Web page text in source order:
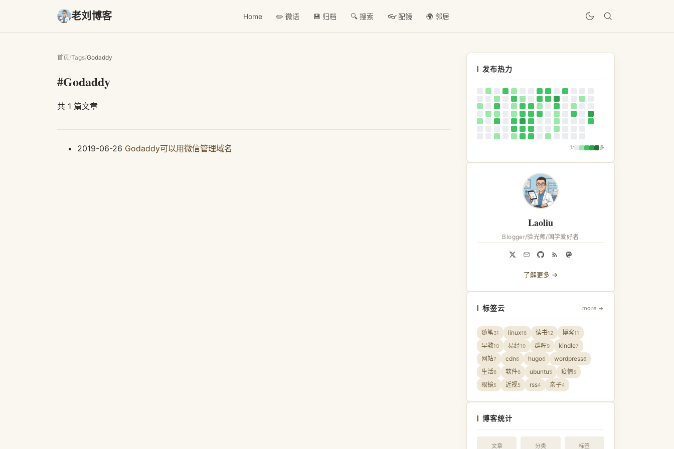
老刘博客 Home ✏️ 微语 💾 归档 🔍 搜索 👓 配镜 🌍 邻居
首页/Tags/Godaddy
#Godaddy
共 1 篇文章
2019-06-26 Godaddy可以用微信管理域名
发布热力
少 多
Laoliu
Blogger/验光师/国学爱好者
了解更多 →
标签云 more →
随笔31 linux16 读书12 博客11
早教10 易经10 群晖9 kindle7
网站7 cdn6 hugo6 wordpress6
生活6 软件6 ubuntu5 疫情5
眼镜5 近视5 rss4 亲子4
博客统计
文章 分类 标签